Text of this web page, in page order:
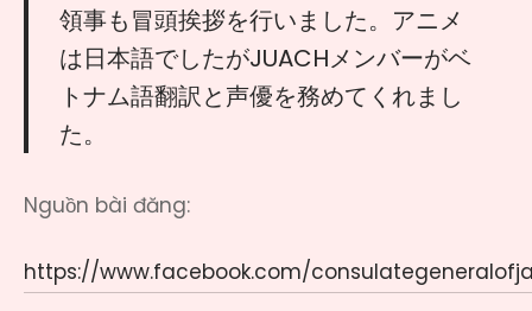
領事も冒頭挨拶を行いました。アニメ
は日本語でしたがJUACHメンバーがベ
トナム語翻訳と声優を務めてくれまし
た。
Nguồn bài đăng:
https://www.facebook.com/